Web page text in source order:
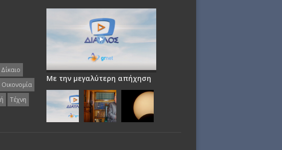
Δίκαιο
Οικονομία
Τέχνη
Με την μεγαλύτερη απήχηση